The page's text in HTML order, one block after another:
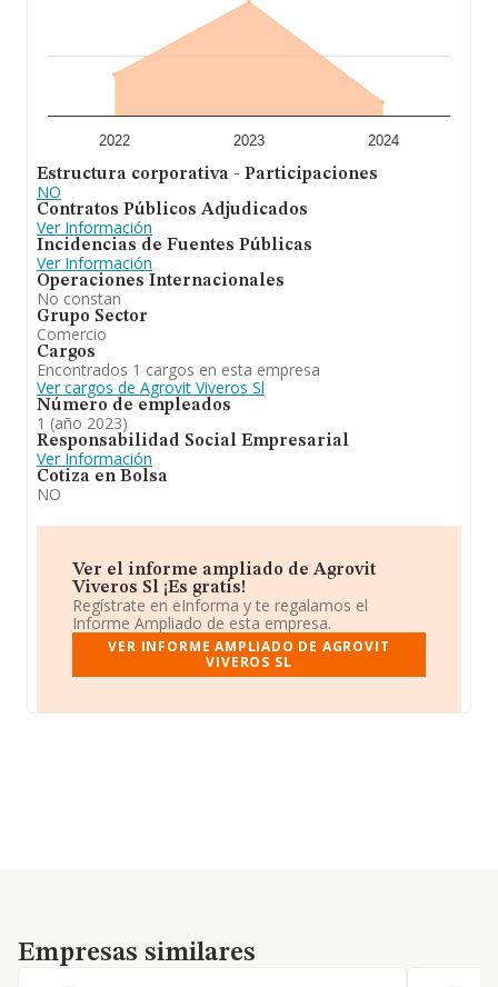
2022 2023 2024
Estructura corporativa - Participaciones
NO
Contratos Públicos Adjudicados
Ver Información
Incidencias de Fuentes Públicas
Ver Información
Operaciones Internacionales
No constan
Grupo Sector
Comercio
Cargos
Encontrados 1 cargos en esta empresa
Ver cargos de Agrovit Viveros Sl
Número de empleados
1 (año 2023)
Responsabilidad Social Empresarial
Ver Información
Cotiza en Bolsa
NO
Ver el informe ampliado de Agrovit
Viveros Sl ¡Es gratis!
Regístrate en eInforma y te regalamos el
Informe Ampliado de esta empresa.
VER INFORME AMPLIADO DE AGROVIT
VIVEROS SL
Empresas similares
Empresas similares